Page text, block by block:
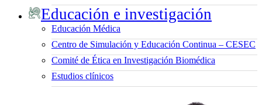
Educación e investigación
Educación Médica
Centro de Simulación y Educación Continua – CESEC
Comité de Ética en Investigación Biomédica
Estudios clínicos